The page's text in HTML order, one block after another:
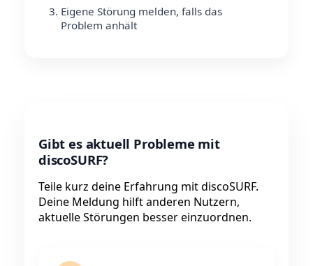
Eigene Störung melden, falls das
Problem anhält
Gibt es aktuell Probleme mit
discoSURF?
Teile kurz deine Erfahrung mit discoSURF.
Deine Meldung hilft anderen Nutzern,
aktuelle Störungen besser einzuordnen.